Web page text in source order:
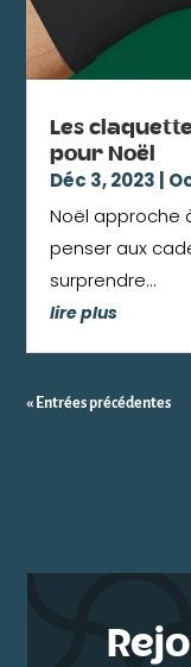
Les
pour Noël
Déc 3, 2023 |
Noël approche
penser aux
surprendre...
lire plus
« Entrées précédentes